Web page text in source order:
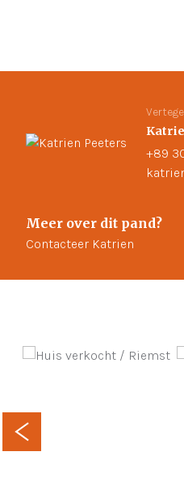
+89
Meer over dit pand?
Contacteer Katrien